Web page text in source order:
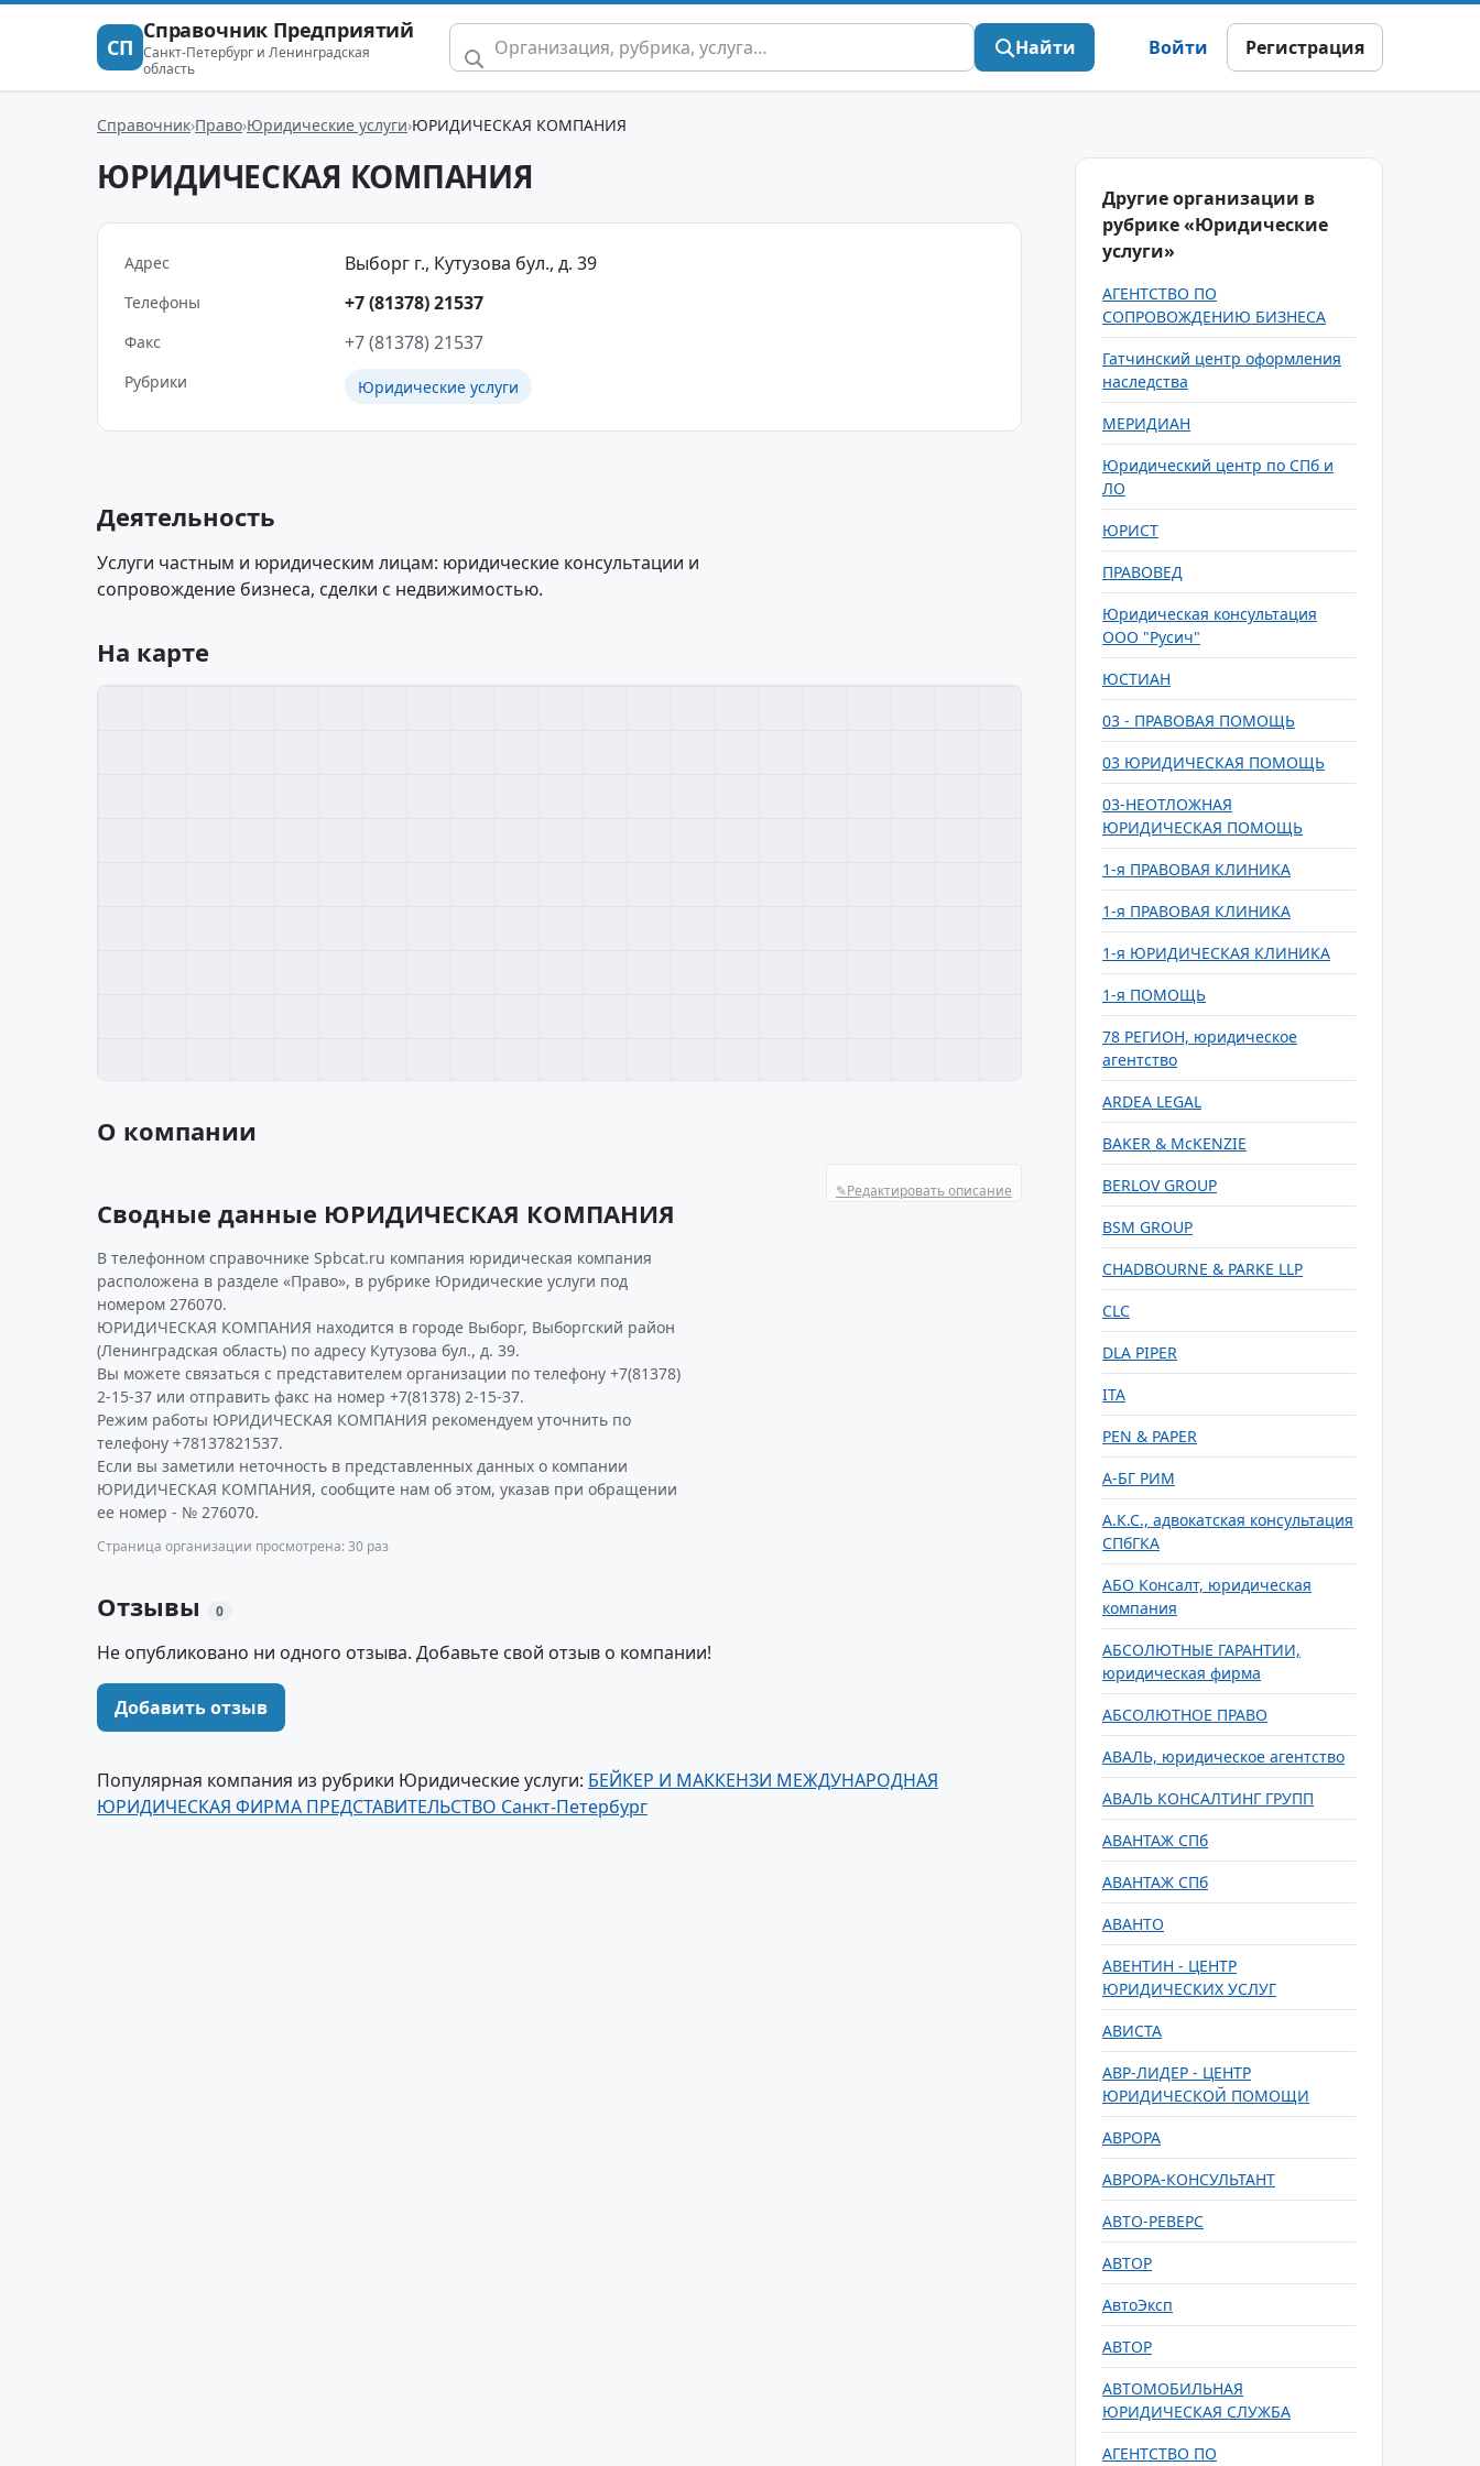
СП
Справочник Предприятий
Санкт-Петербург и Ленинградская
область
Найти Войти Регистрация
Справочник Право Юридические услуги ЮРИДИЧЕСКАЯ КОМПАНИЯ
ЮРИДИЧЕСКАЯ КОМПАНИЯ
Адрес Выборг г., Кутузова бул., д. 39
Телефоны +7 (81378) 21537
Факс +7 (81378) 21537
Рубрики Юридические услуги
Деятельность
Услуги частным и юридическим лицам: юридические консультации и
сопровождение бизнеса, сделки с недвижимостью.
На карте
О компании
✎Редактировать описание
Сводные данные ЮРИДИЧЕСКАЯ КОМПАНИЯ
В телефонном справочнике Spbcat.ru компания юридическая компания
расположена в разделе «Право», в рубрике Юридические услуги под
номером 276070.
ЮРИДИЧЕСКАЯ КОМПАНИЯ находится в городе Выборг, Выборгский район
(Ленинградская область) по адресу Кутузова бул., д. 39.
Вы можете связаться с представителем организации по телефону +7(81378)
2-15-37 или отправить факс на номер +7(81378) 2-15-37.
Режим работы ЮРИДИЧЕСКАЯ КОМПАНИЯ рекомендуем уточнить по
телефону +78137821537.
Если вы заметили неточность в представленных данных о компании
ЮРИДИЧЕСКАЯ КОМПАНИЯ, сообщите нам об этом, указав при обращении
ее номер - № 276070.
Страница организации просмотрена: 30 раз
Отзывы 0
Не опубликовано ни одного отзыва. Добавьте свой отзыв о компании!
Добавить отзыв
Популярная компания из рубрики Юридические услуги: БЕЙКЕР И МАККЕНЗИ МЕЖДУНАРОДНАЯ
ЮРИДИЧЕСКАЯ ФИРМА ПРЕДСТАВИТЕЛЬСТВО Санкт-Петербург
Другие организации в
рубрике «Юридические
услуги»
АГЕНТСТВО ПО
СОПРОВОЖДЕНИЮ БИЗНЕСА
Гатчинский центр оформления
наследства
МЕРИДИАН
Юридический центр по СПб и
ЛО
ЮРИСТ
ПРАВОВЕД
Юридическая консультация
ООО "Русич"
ЮСТИАН
03 - ПРАВОВАЯ ПОМОЩЬ
03 ЮРИДИЧЕСКАЯ ПОМОЩЬ
03-НЕОТЛОЖНАЯ
ЮРИДИЧЕСКАЯ ПОМОЩЬ
1-я ПРАВОВАЯ КЛИНИКА
1-я ПРАВОВАЯ КЛИНИКА
1-я ЮРИДИЧЕСКАЯ КЛИНИКА
1-я ПОМОЩЬ
78 РЕГИОН, юридическое
агентство
ARDEA LEGAL
BAKER & McKENZIE
BERLOV GROUP
BSM GROUP
CHADBOURNE & PARKE LLP
CLC
DLA PIPER
ITA
PEN & PAPER
А-БГ РИМ
А.К.С., адвокатская консультация
СПбГКА
АБО Консалт, юридическая
компания
АБСОЛЮТНЫЕ ГАРАНТИИ,
юридическая фирма
АБСОЛЮТНОЕ ПРАВО
АВАЛЬ, юридическое агентство
АВАЛЬ КОНСАЛТИНГ ГРУПП
АВАНТАЖ СПб
АВАНТАЖ СПб
АВАНТО
АВЕНТИН - ЦЕНТР
ЮРИДИЧЕСКИХ УСЛУГ
АВИСТА
АВР-ЛИДЕР - ЦЕНТР
ЮРИДИЧЕСКОЙ ПОМОЩИ
АВРОРА
АВРОРА-КОНСУЛЬТАНТ
АВТО-РЕВЕРС
АВТОР
АвтоЭксп
АВТОР
АВТОМОБИЛЬНАЯ
ЮРИДИЧЕСКАЯ СЛУЖБА
АГЕНТСТВО ПО